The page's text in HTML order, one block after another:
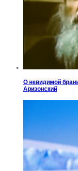
О невидимой
Аризонский